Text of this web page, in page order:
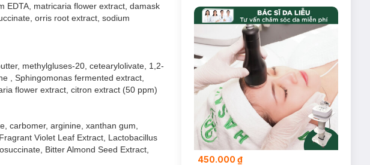
da nhạy cảm kích ứng, mẩn đỏ.
hồi cho làn da sạm, xỉn, không đều màu.
EDTA, matricaria flower extract, damask
orris root extract, sodium
methylgluses-20, cetearylolivate, 1,2-
, Sphingomonas fermented extract,
flower extract, citron extract (50 ppm)
carbomer, arginine, xanthan gum,
Violet Leaf Extract, Lactobacillus
Bitter Almond Seed Extract,
450.000 ₫